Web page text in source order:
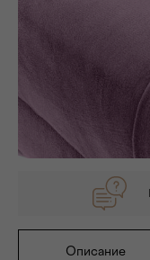
Описание